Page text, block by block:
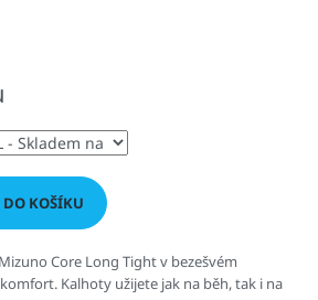
KOŠÍKU
Core Long Tight v bezešvém
Kalhoty užijete jak na běh, tak i na